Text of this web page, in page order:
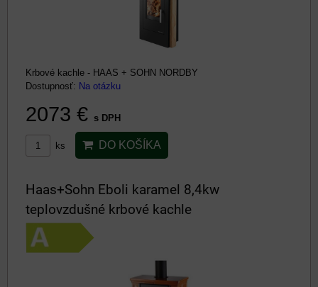
Krbové kachle - HAAS + SOHN NORDBY
Dostupnosť: Na otázku
2073 € s DPH
ks DO KOŠÍKA
Haas+Sohn Eboli karamel 8,4kw
teplovzdušné krbové kachle